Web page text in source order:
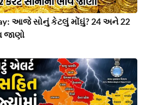
આજે સોનું કેટલું મોંઘું? 24 અને 22
જાણો